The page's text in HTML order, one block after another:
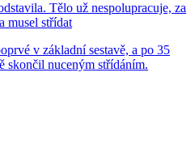
Tělo už nespolupracuje, za
musel střídat
v základní sestavě, a po 35
skončil nuceným střídáním.